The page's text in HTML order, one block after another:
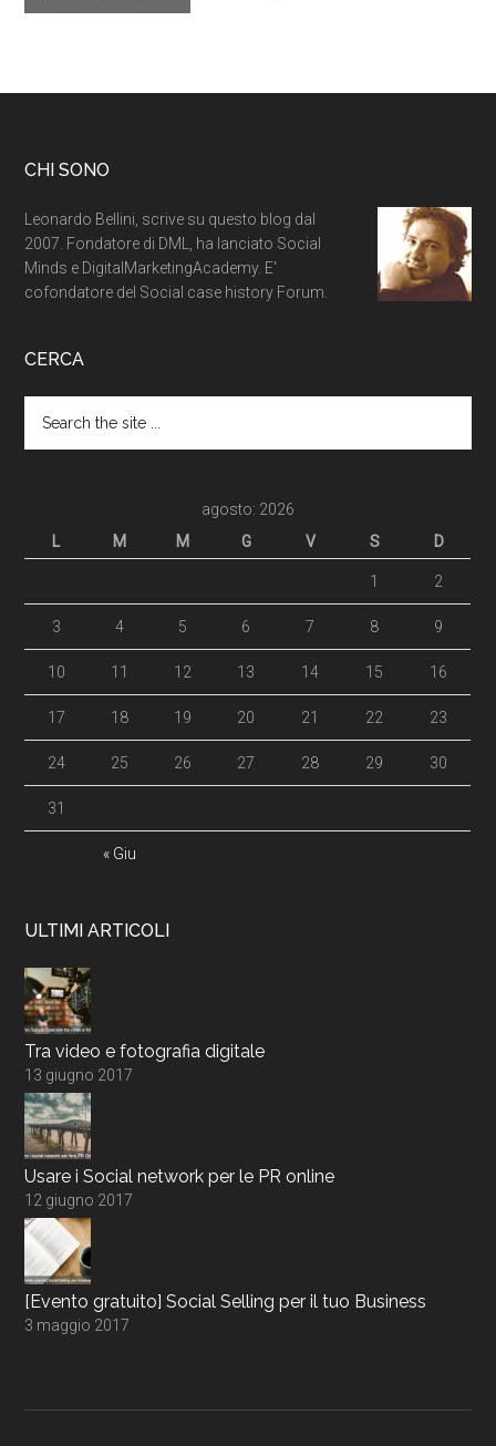
CHI SONO
Leonardo Bellini, scrive su questo blog dal
2007. Fondatore di DML, ha lanciato Social
Minds e DigitalMarketingAcademy. E'
cofondatore del Social case history Forum.
CERCA
agosto: 2026
L
M M G V S D
« Giu
1 2
3 4 5 6 7 8 9
10 11 12 13 14 15 16
17 18 19 20 21 22 23
24 25 26 27 28 29 30
31
ULTIMI ARTICOLI
Tra video e fotografia digitale
13 giugno 2017
Usare i Social network per le PR online
12 giugno 2017
[Evento gratuito] Social Selling per il tuo Business
3 maggio 2017